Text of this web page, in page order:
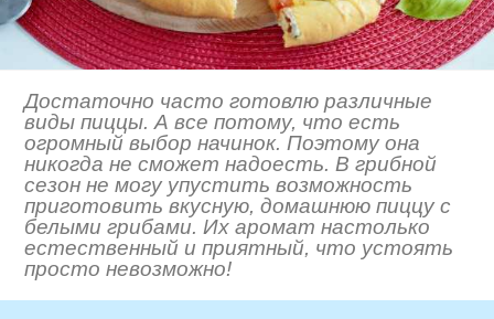
Достаточно часто готовлю различные
виды пиццы. А все потому, что есть
огромный выбор начинок. Поэтому она
никогда не сможет надоесть. В грибной
сезон не могу упустить возможность
приготовить вкусную, домашнюю пиццу с
белыми грибами. Их аромат настолько
естественный и приятный, что устоять
просто невозможно!